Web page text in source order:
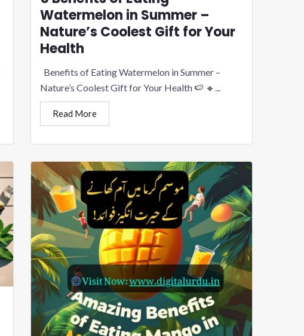
Watermelon in Summer –
Nature’s Coolest Gift for Your
Health
Benefits of Eating Watermelon in Summer –
Nature’s Coolest Gift for Your Health 🍉 🔸...
Read More